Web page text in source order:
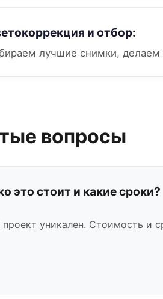
и отбор:
лучшие снимки,
вопросы
это стоит и какие сроки?
уникален. Стоимость и